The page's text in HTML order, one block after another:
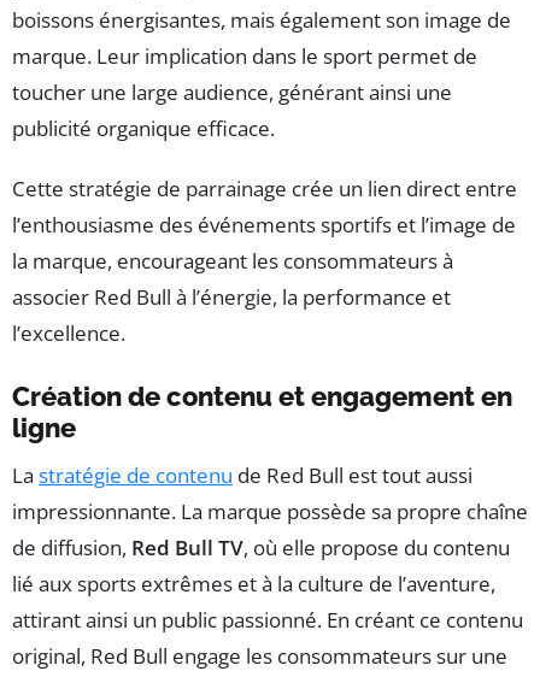
boissons énergisantes, mais également son image de
marque. Leur implication dans le sport permet de
toucher une large audience, générant ainsi une
publicité organique efficace.
Cette stratégie de parrainage crée un lien direct entre
l’enthousiasme des événements sportifs et l’image de
la marque, encourageant les consommateurs à
associer Red Bull à l’énergie, la performance et
l’excellence.
Création de contenu et engagement en
ligne
La stratégie de contenu de Red Bull est tout aussi
impressionnante. La marque possède sa propre chaîne
de diffusion, Red Bull TV, où elle propose du contenu
lié aux sports extrêmes et à la culture de l’aventure,
attirant ainsi un public passionné. En créant ce contenu
original, Red Bull engage les consommateurs sur une